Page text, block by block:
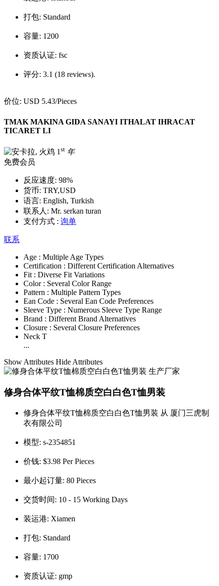
打包: Standard
容量: 1200
资质认证: fsc
评分: 3.1 (18 reviews).
价位: USD 5.43/Pieces
TMAK MAKINA GIDA SANAYI ITHALAT IHRACAT
TICARET LI
1 st 年
免费会员
反应速度: 98%
货币: TRY,USD
语言: English, Turkish
联系人: Mr. serkan turan
支付方式 : 询单
联系
Age : Multiple Age Types
Certification : Different Certification Alternatives
Fit : Diverse Fit Variations
Color : Several Color Range
Pattern : Multiple Pattern Types
Ean Code : Several Ean Code Preferences
Sleeve Type : Numerous Sleeve Type Range
Brand : Different Brand Alternatives
Closure : Several Closure Preferences
Neck T
...
Show Attributes Hide Attributes
修身合体平纹T恤棉质空白白色T恤男装
修身合体平纹T恤棉质空白白色T恤男装 从 厦门三虎制
衣有限公司
模型: s-2354851
价钱: $3.98 Per Pieces
最小起订量: 80 Pieces
交货时间: 10 - 15 Working Days
装运港: Xiamen
打包: Standard
容量: 1700
资质认证: gmp